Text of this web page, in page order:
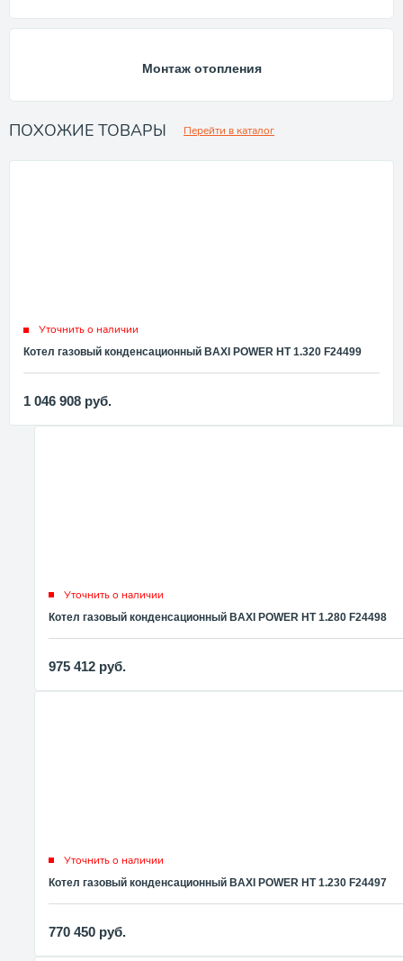
Монтаж отопления
ПОХОЖИЕ ТОВАРЫ Перейти в каталог
Уточнить о наличии
Котел газовый конденсационный BAXI POWER HT 1.320 F24499
1 046 908 руб.
Уточнить о наличии
Котел газовый конденсационный BAXI POWER HT 1.280 F24498
975 412 руб.
Уточнить о наличии
Котел газовый конденсационный BAXI POWER HT 1.230 F24497
770 450 руб.